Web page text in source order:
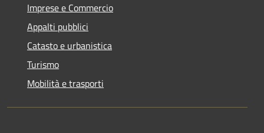
Imprese e Commercio
Appalti pubblici
Catasto e urbanistica
Turismo
Mobilità e trasporti